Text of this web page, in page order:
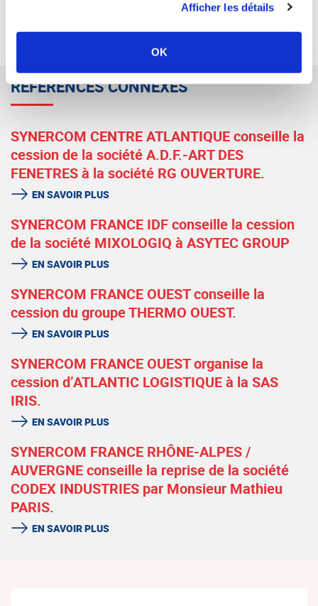
Afficher les détails
OK
RÉFÉRENCES CONNEXES
SYNERCOM CENTRE ATLANTIQUE conseille la
cession de la société A.D.F.-ART DES
FENETRES à la société RG OUVERTURE.
EN SAVOIR PLUS
SYNERCOM FRANCE IDF conseille la cession
de la société MIXOLOGIQ à ASYTEC GROUP
EN SAVOIR PLUS
SYNERCOM FRANCE OUEST conseille la
cession du groupe THERMO OUEST.
EN SAVOIR PLUS
SYNERCOM FRANCE OUEST organise la
cession d’ATLANTIC LOGISTIQUE à la SAS
IRIS.
EN SAVOIR PLUS
SYNERCOM FRANCE RHÔNE-ALPES /
AUVERGNE conseille la reprise de la société
CODEX INDUSTRIES par Monsieur Mathieu
PARIS.
EN SAVOIR PLUS